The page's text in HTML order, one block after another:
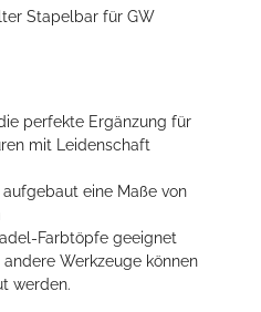
Stapelbar für GW
perfekte Ergänzung für
mit Leidenschaft
eine Maße von
Farbtöpfe geeignet
andere Werkzeuge können
werden.